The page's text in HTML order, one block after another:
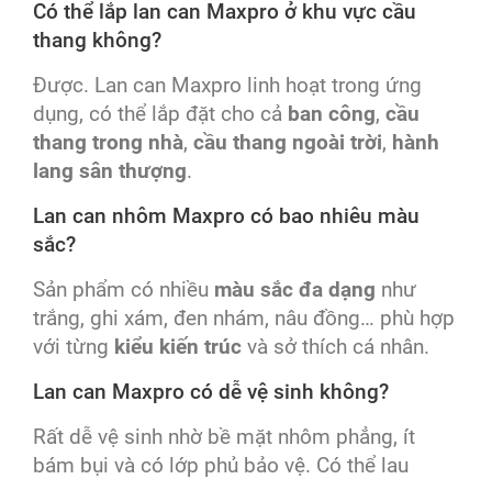
Có thể lắp lan can Maxpro ở khu vực cầu
thang không?
Được. Lan can Maxpro linh hoạt trong ứng
dụng, có thể lắp đặt cho cả ban công, cầu
thang trong nhà, cầu thang ngoài trời, hành
lang sân thượng.
Lan can nhôm Maxpro có bao nhiêu màu
sắc?
Sản phẩm có nhiều màu sắc đa dạng như
trắng, ghi xám, đen nhám, nâu đồng… phù hợp
với từng kiểu kiến trúc và sở thích cá nhân.
Lan can Maxpro có dễ vệ sinh không?
Rất dễ vệ sinh nhờ bề mặt nhôm phẳng, ít
bám bụi và có lớp phủ bảo vệ. Có thể lau